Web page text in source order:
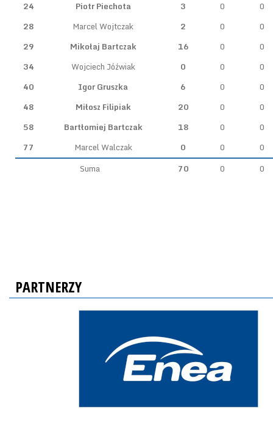
24
Piotr Piechota 3 0
0
28
Marcel Wojtczak 2 0
0
29
Mikołaj Bartczak 16 0
0
34
Wojciech Jóźwiak 0 0
0
40
Igor Gruszka 6 0
0
48
Miłosz Filipiak 20 0
0
58
Bartłomiej Bartczak 18 0
0
77
Marcel Walczak 0 0
0
Suma
70 0 0
PARTNERZY